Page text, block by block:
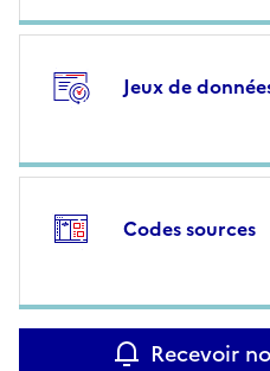
Jeux de
Codes sources
Recevoir